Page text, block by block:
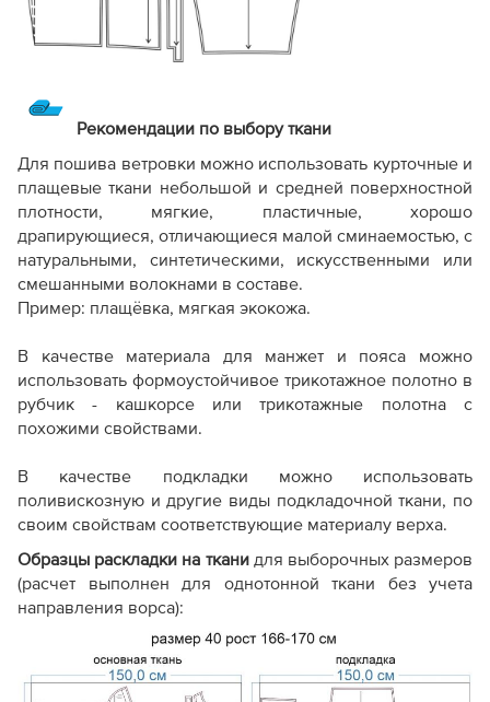
Рекомендации по выбору ткани
Для пошива ветровки можно использовать курточные и
плащевые ткани небольшой и средней поверхностной
плотности, мягкие, пластичные, хорошо
драпирующиеся, отличающиеся малой сминаемостью, с
натуральными, синтетическими, искусственными или
смешанными волокнами в составе.
Пример: плащёвка, мягкая экокожа.
В качестве материала для манжет и пояса можно
использовать формоустойчивое трикотажное полотно в
рубчик - кашкорсе или трикотажные полотна с
похожими свойствами.
В качестве подкладки можно использовать
поливискозную и другие виды подкладочной ткани, по
своим свойствам соответствующие материалу верха.
Образцы раскладки на ткани для выборочных размеров
(расчет выполнен для однотонной ткани без учета
направления ворса):